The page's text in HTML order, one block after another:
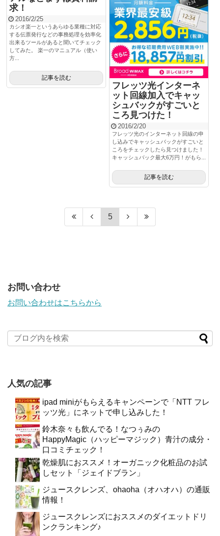
求！
2016/2/25
カシオ楽一というあらゆる業種に対応
する伝票発行などの事務処理を効率化
出来るツールがあると聞いてチェック
してみた。 楽一のマニュアル（使い
方...
記事を読む
フレッツ光インターネ
ット回線加入でキャッ
シュバックがすごいと
ころ見つけた！
2016/2/20
フレッツ光のインターネット回線の申
し込みでキャッシュバックがすごいと
ころをチェックしたら見つけました！
キャッシュバック最大6万円！がもら...
記事を読む
5
お問い合わせ
お問い合わせはこちらから
人気の記事
ipad miniがもらえるキャンペーンで「NTT フレ
ッツ光」にネットで申し込みした！
鈴木奈々も飲んでる！なつぅみの
HappyMagic（ハッピーマジック）青汁の成分・
口コミチェック！
乾燥肌におススメ！オーガニック化粧品のお試
しセット「ジェイドブラン」
ジュースクレンズ、ohaoha（オハオハ）の通販
情報！
ジュースクレンズにおススメのダイエットドリ
ンクランキング♪